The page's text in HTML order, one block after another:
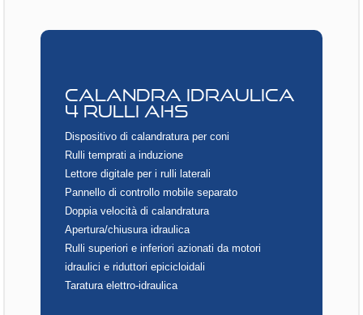
CALANDRA IDRAULICA
4 RULLI AHS
Dispositivo di calandratura per coni
Rulli temprati a induzione
Lettore digitale per i rulli laterali
Pannello di controllo mobile separato
Doppia velocità di calandratura
Apertura/chiusura idraulica
Rulli superiori e inferiori azionati da motori
idraulici e riduttori epicicloidali
Taratura elettro-idraulica